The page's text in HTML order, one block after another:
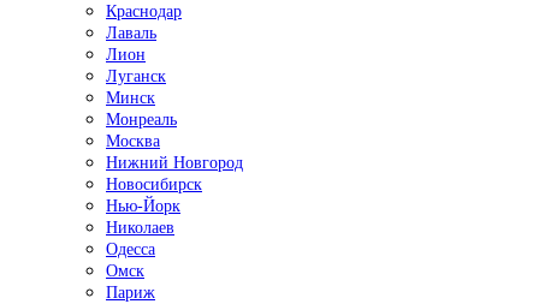
Краснодар
Лаваль
Лион
Луганск
Минск
Монреаль
Москва
Нижний Новгород
Новосибирск
Нью-Йорк
Николаев
Одесса
Омск
Париж